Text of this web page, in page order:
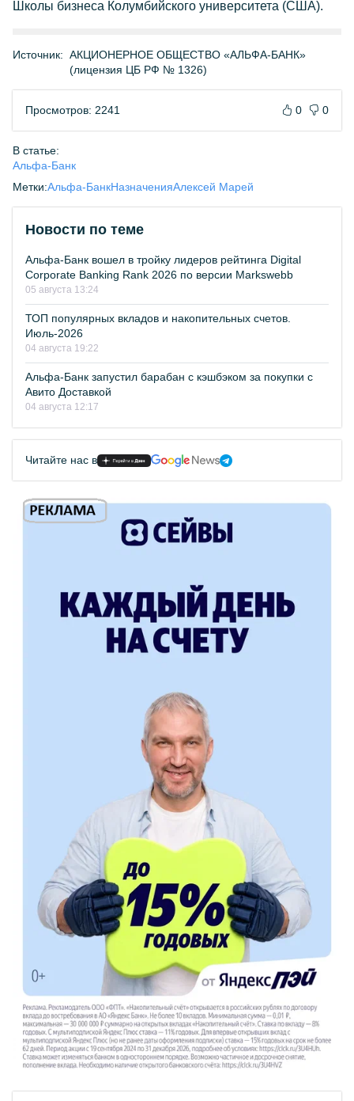
Школы бизнеса Колумбийского университета (США).
Источник: АКЦИОНЕРНОЕ ОБЩЕСТВО «АЛЬФА-БАНК»
(лицензия ЦБ РФ № 1326)
Просмотров: 2241 0 0
В статье:
Альфа-Банк
Метки:Альфа-БанкНазначенияАлексей Марей
Новости по теме
Альфа-Банк вошел в тройку лидеров рейтинга Digital
Corporate Banking Rank 2026 по версии Markswebb
05 августа 13:24
ТОП популярных вкладов и накопительных счетов.
Июль-2026
04 августа 19:22
Альфа-Банк запустил барабан с кэшбэком за покупки с
Авито Доставкой
04 августа 12:17
Читайте нас в